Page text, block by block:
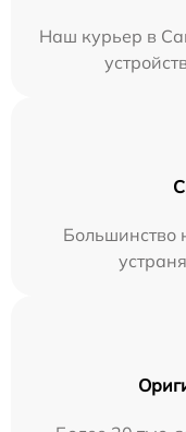
Наш курьер в
Большинство